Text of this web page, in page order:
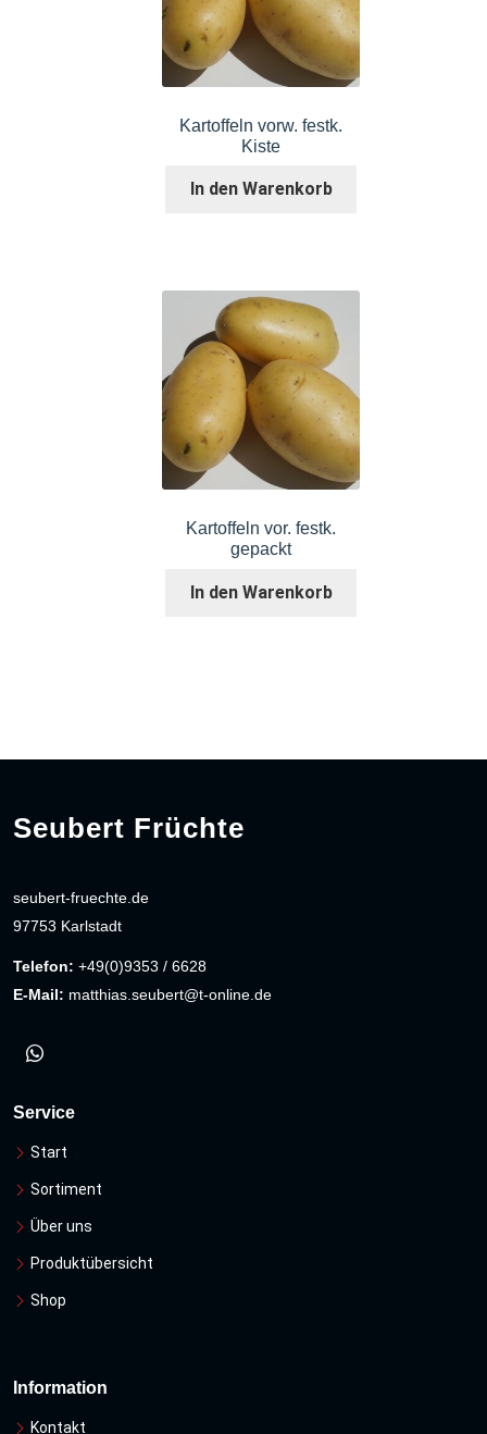
Kartoffeln vorw. festk.
Kiste
In den Warenkorb
Kartoffeln vor. festk.
gepackt
In den Warenkorb
Seubert Früchte
seubert-fruechte.de
97753 Karlstadt
Telefon: +49(0)9353 / 6628
E-Mail: matthias.seubert@t-online.de
Service
Start
Sortiment
Über uns
Produktübersicht
Shop
Information
Kontakt